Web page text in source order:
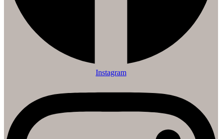
Instagram